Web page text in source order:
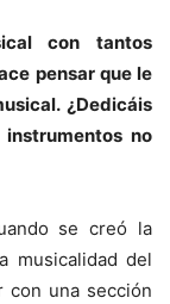
con tantos
pensar que le
¿Dedicáis
no
se creó la
musicalidad del
con una sección